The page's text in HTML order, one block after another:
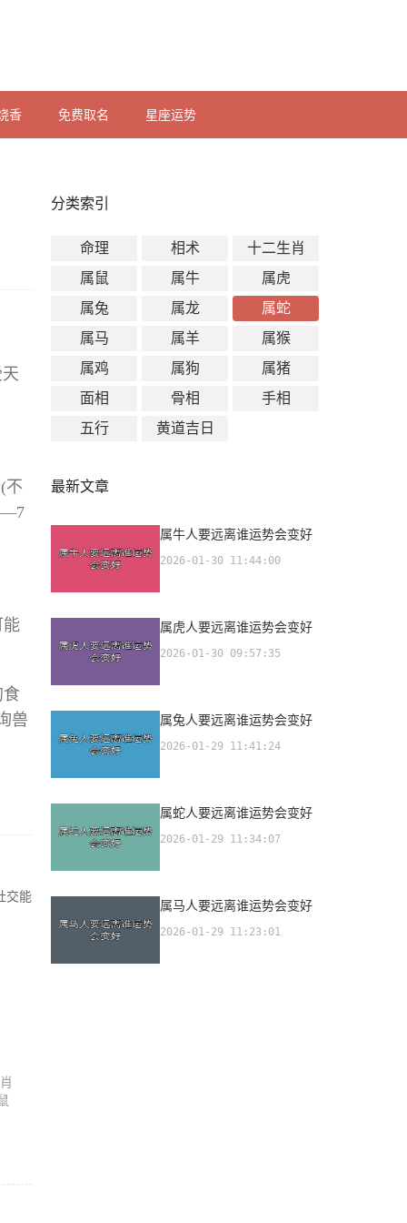
香 免费取名 星座运势
不
能
兽
交能
分类索引
命理 相术
十二生肖
属鼠
属牛
属虎
属兔
属龙
属蛇
属马
属羊
属猴
属鸡
属狗
属猪
面相
骨相
手相
五行
黄道吉日
最新文章
属牛人要远离谁运势会变好
2026-01-30 11:44:00
属虎人要远离谁运势会变好
2026-01-30 09:57:35
属兔人要远离谁运势会变好
2026-01-29 11:41:24
属蛇人要远离谁运势会变好
2026-01-29 11:34:07
属马人要远离谁运势会变好
2026-01-29 11:23:01